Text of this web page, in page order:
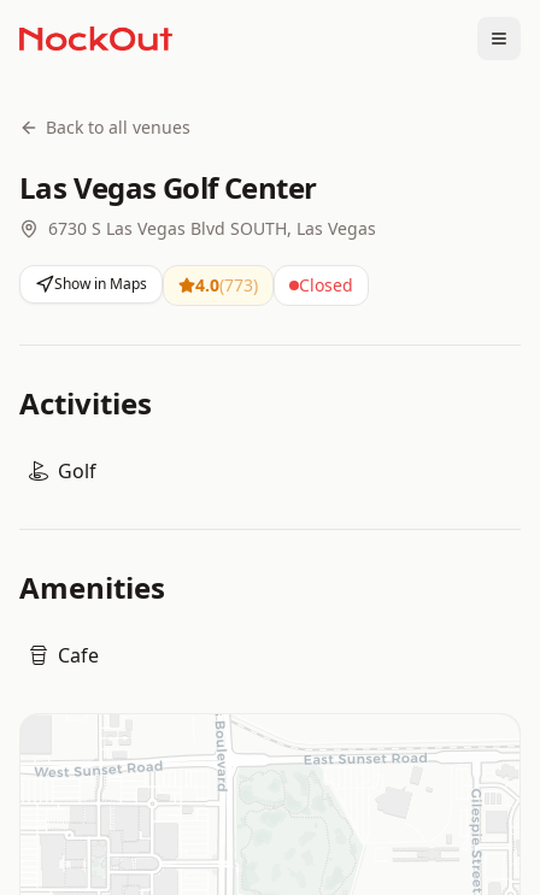
Back to all venues
Las Vegas Golf Center
6730 S Las Vegas Blvd SOUTH, Las Vegas
Show in Maps 4.0(773) Closed
Activities
Golf
Amenities
Cafe